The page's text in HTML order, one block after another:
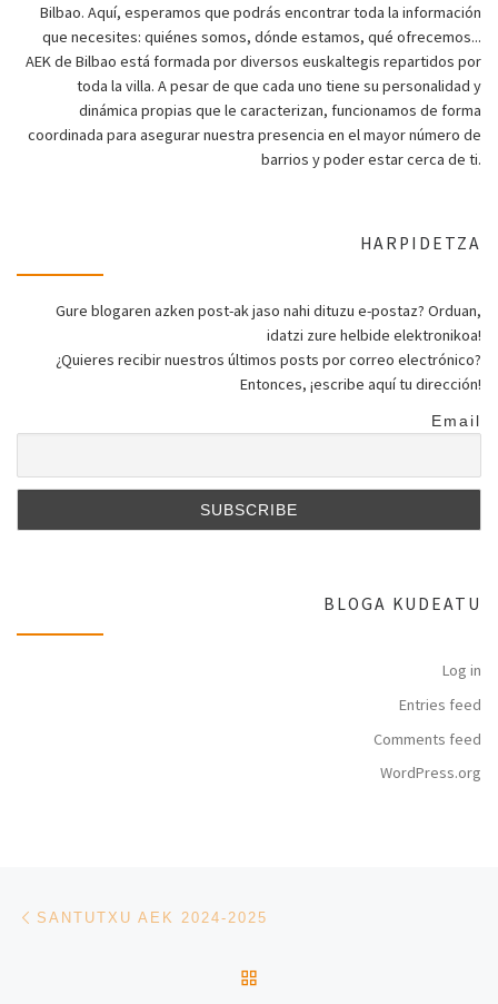
Bilbao. Aquí, esperamos que podrás encontrar toda la información
que necesites: quiénes somos, dónde estamos, qué ofrecemos...
AEK de Bilbao está formada por diversos euskaltegis repartidos por
toda la villa. A pesar de que cada uno tiene su personalidad y
dinámica propias que le caracterizan, funcionamos de forma
coordinada para asegurar nuestra presencia en el mayor número de
barrios y poder estar cerca de ti.
HARPIDETZA
Gure blogaren azken post-ak jaso nahi dituzu e-postaz? Orduan,
idatzi zure helbide elektronikoa!
¿Quieres recibir nuestros últimos posts por correo electrónico?
Entonces, ¡escribe aquí tu dirección!
Email
BLOGA KUDEATU
Log in
Entries feed
Comments feed
WordPress.org
Post navigation
SANTUTXU AEK 2024-2025